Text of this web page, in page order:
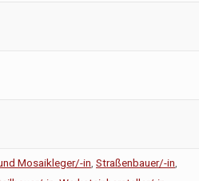
Mosaikleger/-in Straßenbauer/-in